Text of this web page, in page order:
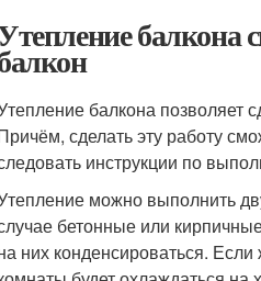
балкона
балкона позволяет
сделать эту работу
инструкции по
можно выполнить
бетонные или
них конденсироваться.